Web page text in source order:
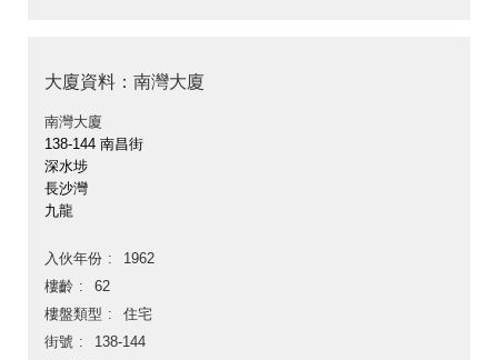
大廈資料：南灣大廈
南灣大廈
138-144 南昌街
深水埗
長沙灣
九龍
入伙年份
1962
樓齡
62
樓盤類型
住宅
街號
138-144